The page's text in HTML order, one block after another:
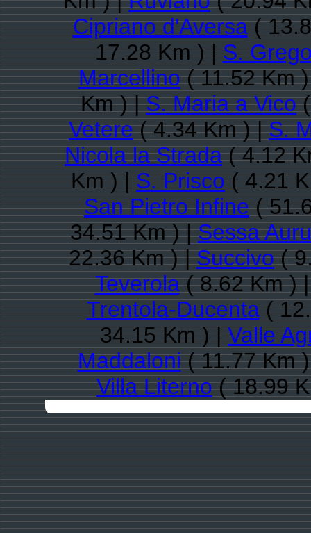
Cipriano d'Aversa(
17.28 Km ) |S.
Marcellino( 11.52 Km
Km ) |S. Maria a Vico(
Vetere( 4.34 Km ) |S.
Nicola la Strada( 4.12
Km ) |S. Prisco( 4.21
San Pietro Infine(
34.51 Km ) |Sessa
22.36 Km ) |Succivo(
Teverola( 8.62 Km )
Trentola-Ducenta(
34.15 Km ) |Valle
Maddaloni( 11.77 Km
Villa Literno( 18.99